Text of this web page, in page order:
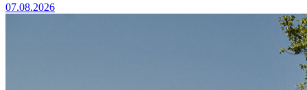
07.08.2026